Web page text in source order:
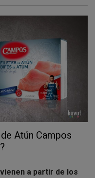
Atún Campos
a partir de los